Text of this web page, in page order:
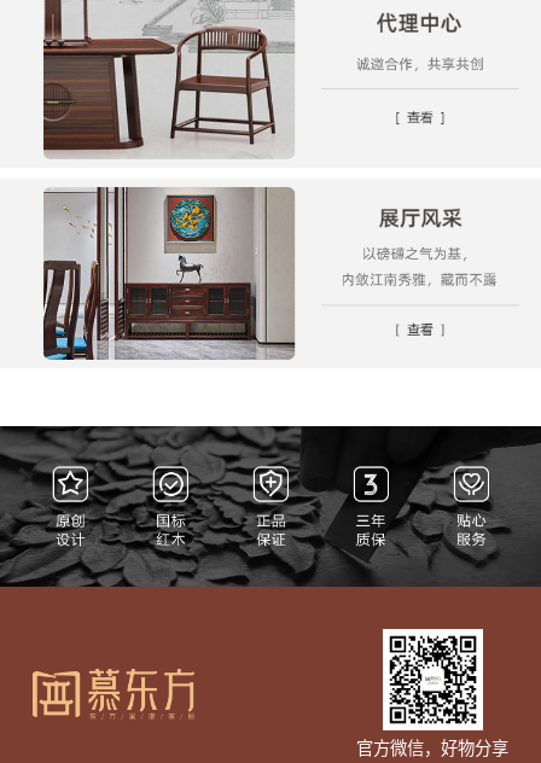
官方微信，好物分享